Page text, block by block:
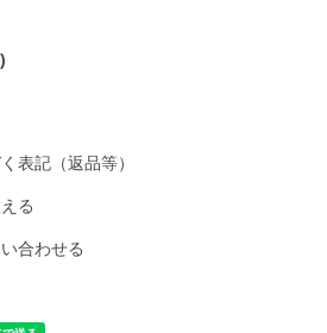
表記（返品等）
る
合わせる